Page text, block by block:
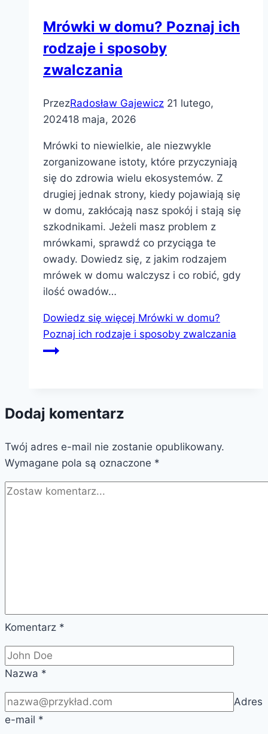
Mrówki w domu? Poznaj ich
rodzaje i sposoby
zwalczania
PrzezRadosław Gajewicz 21 lutego,
202418 maja, 2026
Mrówki to niewielkie, ale niezwykle
zorganizowane istoty, które przyczyniają
się do zdrowia wielu ekosystemów. Z
drugiej jednak strony, kiedy pojawiają się
w domu, zakłócają nasz spokój i stają się
szkodnikami. Jeżeli masz problem z
mrówkami, sprawdź co przyciąga te
owady. Dowiedz się, z jakim rodzajem
mrówek w domu walczysz i co robić, gdy
ilość owadów…
Dowiedz się więcej Mrówki w domu?
Poznaj ich rodzaje i sposoby zwalczania
Dodaj komentarz
Twój adres e-mail nie zostanie opublikowany.
Wymagane pola są oznaczone *
Komentarz *
Nazwa *
Adres
e-mail *